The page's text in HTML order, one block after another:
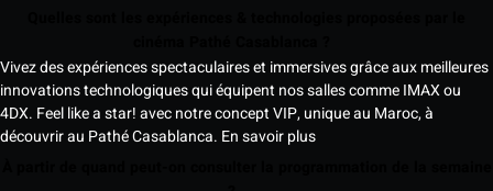
Vivez des expériences spectaculaires et immersives grâce aux meilleures
innovations technologiques qui équipent nos salles comme IMAX ou
4DX. Feel like a star! avec notre concept VIP, unique au Maroc, à
découvrir au Pathé Casablanca. En savoir plus